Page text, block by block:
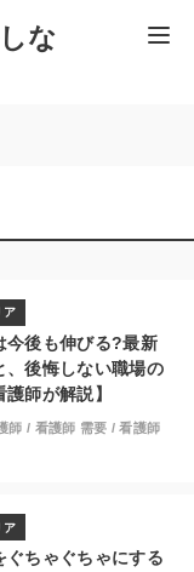
な
ア
今後も伸びる?最新
、後悔しない職場の
師が解説】
師 / 看護師 需要 /看護師
ア
ぐちゃぐちゃにする